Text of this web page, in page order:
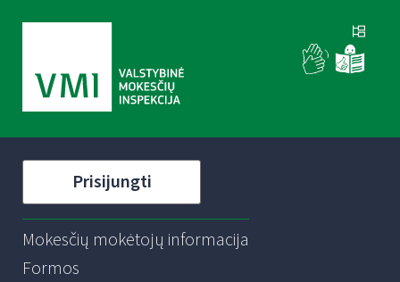
Prisijungti
Mokesčių mokėtojų informacija
Formos